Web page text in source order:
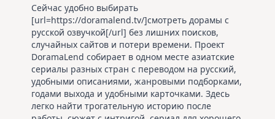
Сейчас удобно выбирать
[url=https://doramalend.tv/]смотреть дорамы с
русской озвучкой[/url] без лишних поисков,
случайных сайтов и потери времени. Проект
DoramaLend собирает в одном месте азиатские
сериалы разных стран с переводом на русский,
удобными описаниями, жанровыми подборками,
годами выхода и удобными карточками. Здесь
легко найти трогательную историю после